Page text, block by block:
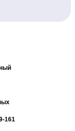
161